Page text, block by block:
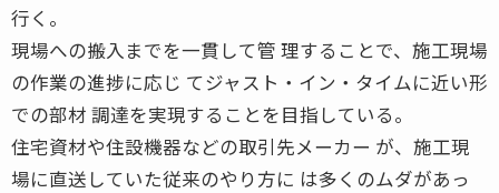
行く。
現場への搬入までを一貫して管 理することで、施工現場
の作業の進捗に応じ てジャスト・イン・タイムに近い形
での部材 調達を実現することを目指している。
住宅資材や住設機器などの取引先メーカー が、施工現
場に直送していた従来のやり方に は多くのムダがあっ